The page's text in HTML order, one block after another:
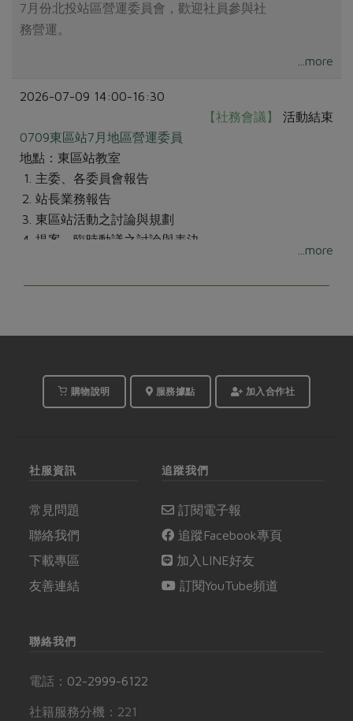
7月份北投站區營運委員會，歡迎社員參與社
務營運。
...more
2026-07-09 14:00-16:30
【社務會議】
活動結束
0709東區站7月地區營運委員
地點：東區站教室
主委、各委員會報告
站長業務報告
東區站活動之討論與規劃
提案、臨時動議之討論與表決
...more
購物說明 服務據點 加入合作社
社服資訊
常見問題
聯絡我們
下載專區
友善連結
追蹤我們
訂閱電子報
追蹤Facebook專頁
加入LINE好友
訂閱YouTube頻道
聯絡我們
電話： 02-2999-6122
社籍服務分機：221